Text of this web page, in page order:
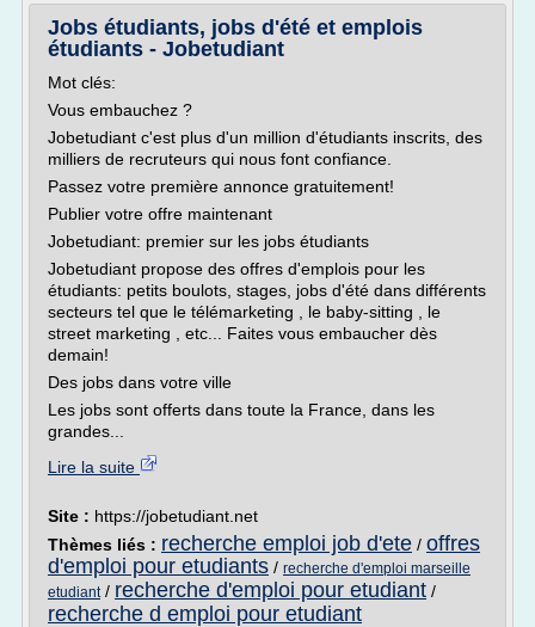
Jobs étudiants, jobs d'été et emplois
étudiants - Jobetudiant
Mot clés:
Vous embauchez ?
Jobetudiant c'est plus d'un million d'étudiants inscrits, des
milliers de recruteurs qui nous font confiance.
Passez votre première annonce gratuitement!
Publier votre offre maintenant
Jobetudiant: premier sur les jobs étudiants
Jobetudiant propose des offres d'emplois pour les
étudiants: petits boulots, stages, jobs d'été dans différents
secteurs tel que le télémarketing , le baby-sitting , le
street marketing , etc... Faites vous embaucher dès
demain!
Des jobs dans votre ville
Les jobs sont offerts dans toute la France, dans les
grandes...
Lire la suite
Site : https://jobetudiant.net
Thèmes liés : recherche emploi job d'ete / offres
d'emploi pour etudiants / recherche d'emploi marseille
etudiant/ recherche d'emploi pour etudiant /
recherche d emploi pour etudiant